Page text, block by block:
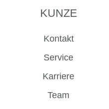
KUNZE
Kontakt
Service
Karriere
Team